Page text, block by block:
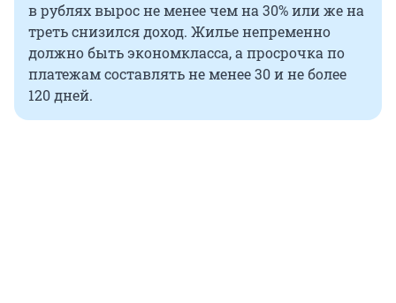
в рублях вырос не менее чем на 30% или же на
треть снизился доход. Жилье непременно
должно быть экономкласса, а просрочка по
платежам составлять не менее 30 и не более
120 дней.